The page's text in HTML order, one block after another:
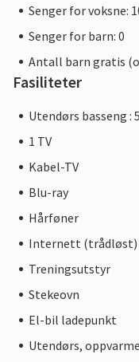
Senger for voksne:
Senger for barn: 0
Antall barn gratis
Fasiliteter
Utendørs basseng :
1 TV
Kabel-TV
Blu-ray
Hårføner
Internett (trådløst)
Treningsutstyr
Stekeovn
El-bil ladepunkt
Utendørs,